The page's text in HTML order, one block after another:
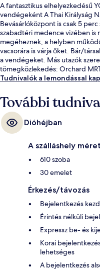
A fantasztikus elhelyezkedésű
vendégeként A Thai Királyság
Bevásárlóközpont is csak 5
szabadtéri medence vizében is
megéheznek, a helyben
vacsorára is várja őket. Bár/
a vendégeket. Más utazók
tömegközlekedés: Orchard
állomás csak 13 percre van.
Tudnivalók a lemondással
További
Dióhéjban
A szálláshely
610 szoba
30 emelet
Érkezés/távozás
Bejelentkezés
Érintés nélküli
Expressz be- és
Korai
lehetséges
A bejelentkezés